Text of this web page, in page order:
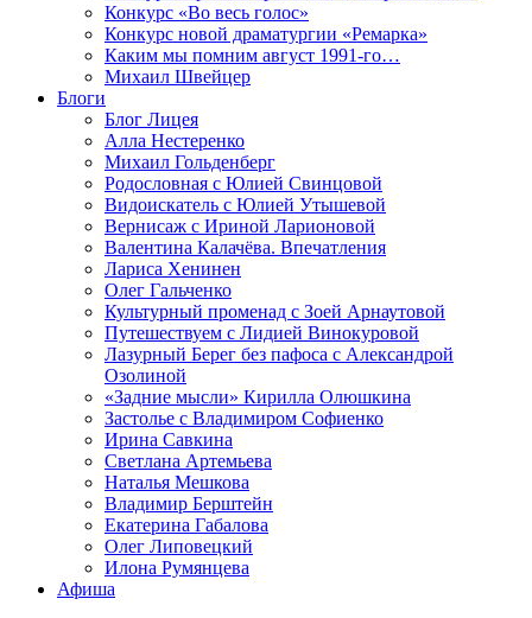
Конкурс «Во весь голос»
Конкурс новой драматургии «Ремарка»
Каким мы помним август 1991-го…
Михаил Швейцер
Блоги
Блог Лицея
Алла Нестеренко
Михаил Гольденберг
Родословная с Юлией Свинцовой
Видоискатель с Юлией Утышевой
Вернисаж с Ириной Ларионовой
Валентина Калачёва. Впечатления
Лариса Хенинен
Олег Гальченко
Культурный променад с Зоей Арнаутовой
Путешествуем с Лидией Винокуровой
Лазурный Берег без пафоса с Александрой
Озолиной
«Задние мысли» Кирилла Олюшкина
Застолье с Владимиром Софиенко
Ирина Савкина
Светлана Артемьева
Наталья Мешкова
Владимир Берштейн
Екатерина Габалова
Олег Липовецкий
Илона Румянцева
Афиша